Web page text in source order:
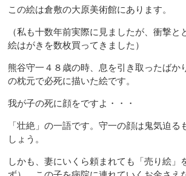
この絵は倉敷の大原美術館にあります。
（私も十数年前実際に見ましたが、衝撃と
絵はがきを数枚買ってきました）
熊谷守一４８歳の時、息を引き取ったばか
の枕元で必死に描いた絵です。
我が子の死に顔をですよ・・・
「壮絶」の一語です。守一の顔は鬼気迫る
しょう。
しかも、妻にいくら頼まれても「売り絵」